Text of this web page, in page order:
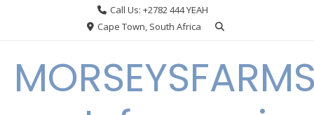
Call Us: +2782 444 YEAH
Cape Town, South Africa